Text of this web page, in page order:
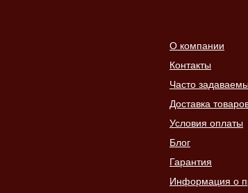
Контакты
Часто
Доставка
Условия оплаты
Гарантия
Блог
Информация о
О компании